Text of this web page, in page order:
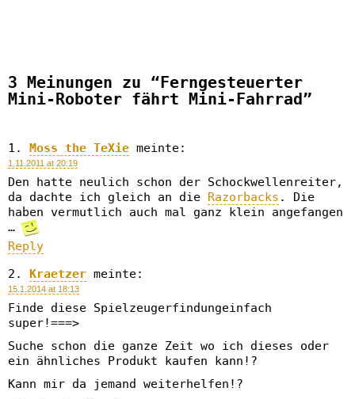
3 Meinungen zu “Ferngesteuerter
Mini-Roboter fährt Mini-Fahrrad”
Moss the TeXie meinte:
1.11.2011 at 20:19
Den hatte neulich schon der Schockwellenreiter,
da dachte ich gleich an die Razorbacks . Die
haben vermutlich auch mal ganz klein angefangen
…
Reply
Kraetzer meinte:
15.1.2014 at 18:13
Finde diese Spielzeugerfindungeinfach
super!===>
Suche schon die ganze Zeit wo ich dieses oder
ein ähnliches Produkt kaufen kann!?
Kann mir da jemand weiterhelfen!?